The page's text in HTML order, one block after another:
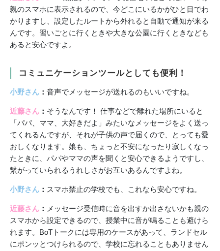
親のスマホに表示されるので、今どこにいるかがひと目でわ
かりますし、設定したルートから外れると自動で通知が来る
んです。習いごとに行くときや大きな公園に行くときなども
あると安心ですよ。
コミュニケーションツールとしても便利！
小野さん ： 音声でメッセージが送れるのもいいですね。
近藤さん ： そうなんです！ 仕事などで離れた場所にいると
「パパ、ママ、大好きだよ」みたいなメッセージをよく送っ
てくれるんですが、それが子供の声で届くので、とっても愛
おしくなります。娘も、ちょっと不安になったり寂しくなっ
たときに、パパやママの声を聞くと安心できるようですし、
繋がっていられるうれしさがお互いあるんですよね。
小野さん ： スマホ禁止の学校でも、これなら安心ですね。
近藤さん ： メッセージ受信時に音を出すか出さないかも親の
スマホから設定できるので、授業中に音が鳴ることも避けら
れます。BoTトークには専用のケースがあって、ランドセル
にポンッとつけられるので、学校に忘れることもありません